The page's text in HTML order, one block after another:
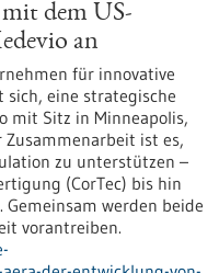
mit dem US-
an
für innovative
eine strategische
mit Sitz in Minneapolis,
Zusammenarbeit ist es,
zu unterstützen –
(CorTec) bis hin
werden beide
vorantreiben.